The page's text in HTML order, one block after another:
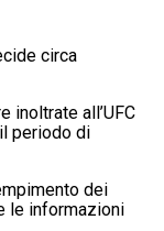
circa
all’UFC
periodo di
dei
le informazioni